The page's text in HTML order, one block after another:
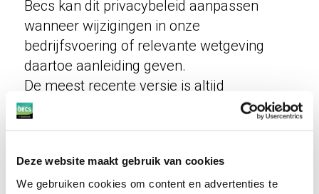
Deze website maakt gebruik van cookies
We gebruiken cookies om content en advertenties te
Becs kan dit privacybeleid aanpassen
wanneer wijzigingen in onze
bedrijfsvoering of relevante wetgeving
daartoe aanleiding geven.
De meest recente versie is altijd
beschikbaar via onze websites.
Voor vragen of opmerkingen over dit beleid
kunt u contact opnemen met: